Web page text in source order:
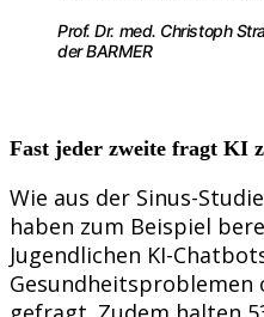
Prof. Dr. med. Christoph
der BARMER
Fast jeder zweite fragt KI
Wie aus der Sinus-
haben zum Beispiel
Jugendlichen KI-
Gesundheitsproblemen